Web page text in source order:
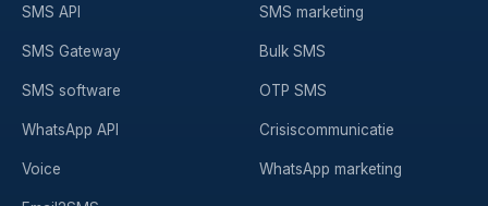
SMS API
SMS Gateway
SMS software
WhatsApp API
Voice
SMS marketing
Bulk SMS
OTP SMS
Crisiscommunicatie
WhatsApp marketing